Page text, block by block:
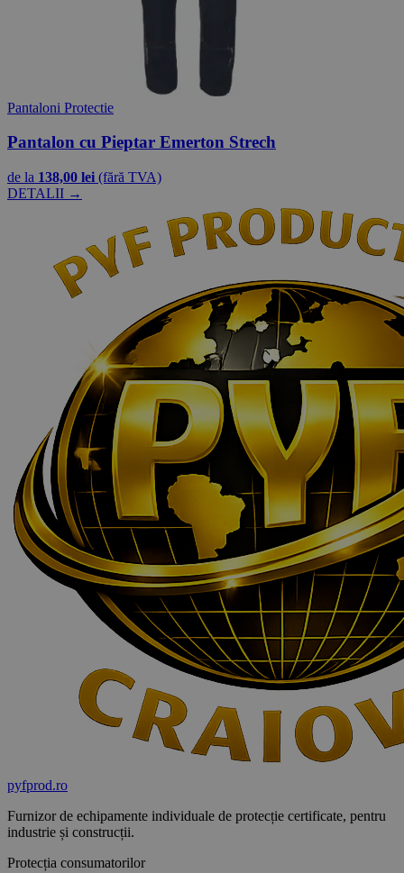
Pantaloni Protectie
Pantalon cu Pieptar Emerton Strech
de la 138,00 lei (fără TVA)
DETALII →
pyfprod.ro
Furnizor de echipamente individuale de protecție certificate, pentru
industrie și construcții.
Protecția consumatorilor